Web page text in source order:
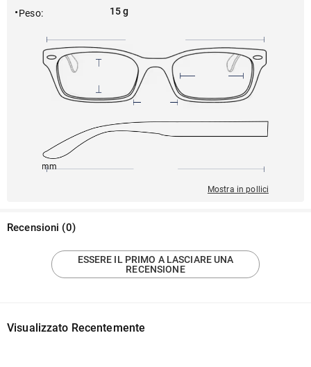
Peso: 15 g
140mm
Mostra in pollici
Recensioni (0)
ESSERE IL PRIMO A LASCIARE UNA
RECENSIONE
Visualizzato Recentemente